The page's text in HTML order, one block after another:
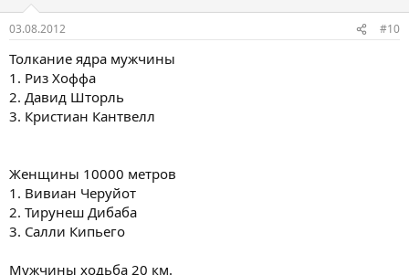
03.08.2012 #10
Толкание ядра мужчины
1. Риз Хоффа
2. Давид Шторль
3. Кристиан Кантвелл
Женщины 10000 метров
1. Вивиан Черуйот
2. Тирунеш Дибаба
3. Салли Кипьего
Мужчины ходьба 20 км.